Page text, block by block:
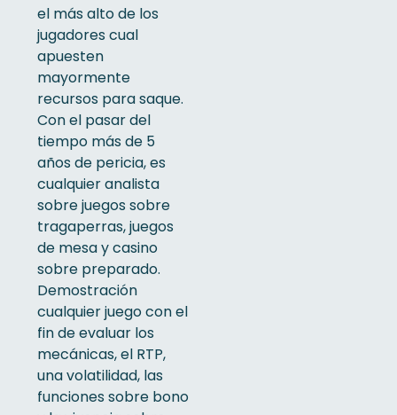
el más alto de los
jugadores cual
apuesten
mayormente
recursos para saque.
Con el pasar del
tiempo más de 5
años de pericia, es
cualquier analista
sobre juegos sobre
tragaperras, juegos
de mesa y casino
sobre preparado.
Demostración
cualquier juego con el
fin de evaluar los
mecánicas, el RTP,
una volatilidad, las
funciones sobre bono